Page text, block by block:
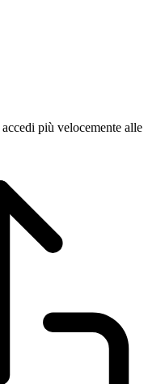
più velocemente alle